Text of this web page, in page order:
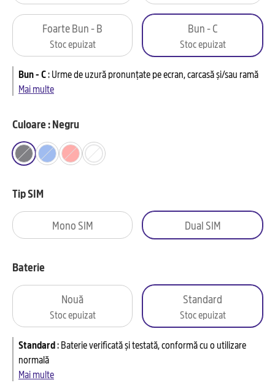
Foarte Bun - B
Stoc epuizat
Bun - C
Stoc epuizat
Bun - C:Urme de uzură pronunțate pe ecran, carcasă și/sau ramă
Mai multe
Culoare : Negru
Tip SIM
Mono SIM Dual SIM
Baterie
Nouă
Stoc epuizat
Standard
Stoc epuizat
Standard:Baterie verificată și testată, conformă cu o utilizare
normală
Mai multe